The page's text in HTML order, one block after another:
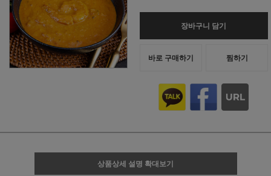
장바구니 담기
바로 구매하기 찜하기
상품상세 설명 확대보기